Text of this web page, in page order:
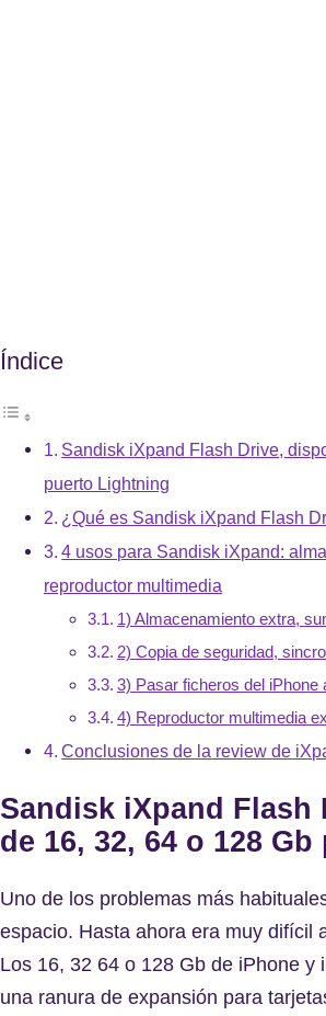
Índice
Sandisk iXpand Flash Drive,
puerto Lightning
¿Qué es Sandisk iXpand Flash
4 usos para Sandisk iXpand:
reproductor multimedia
1) Almacenamiento extra,
2) Copia de seguridad,
3) Pasar ficheros del iPhone
4) Reproductor multimedia
Conclusiones de la review de
Sandisk iXpand
de 16, 32, 64 o 128
Uno de los problemas más
espacio. Hasta ahora era muy difícil
Los 16, 32 64 o 128 Gb de iPhone
una ranura de expansión para